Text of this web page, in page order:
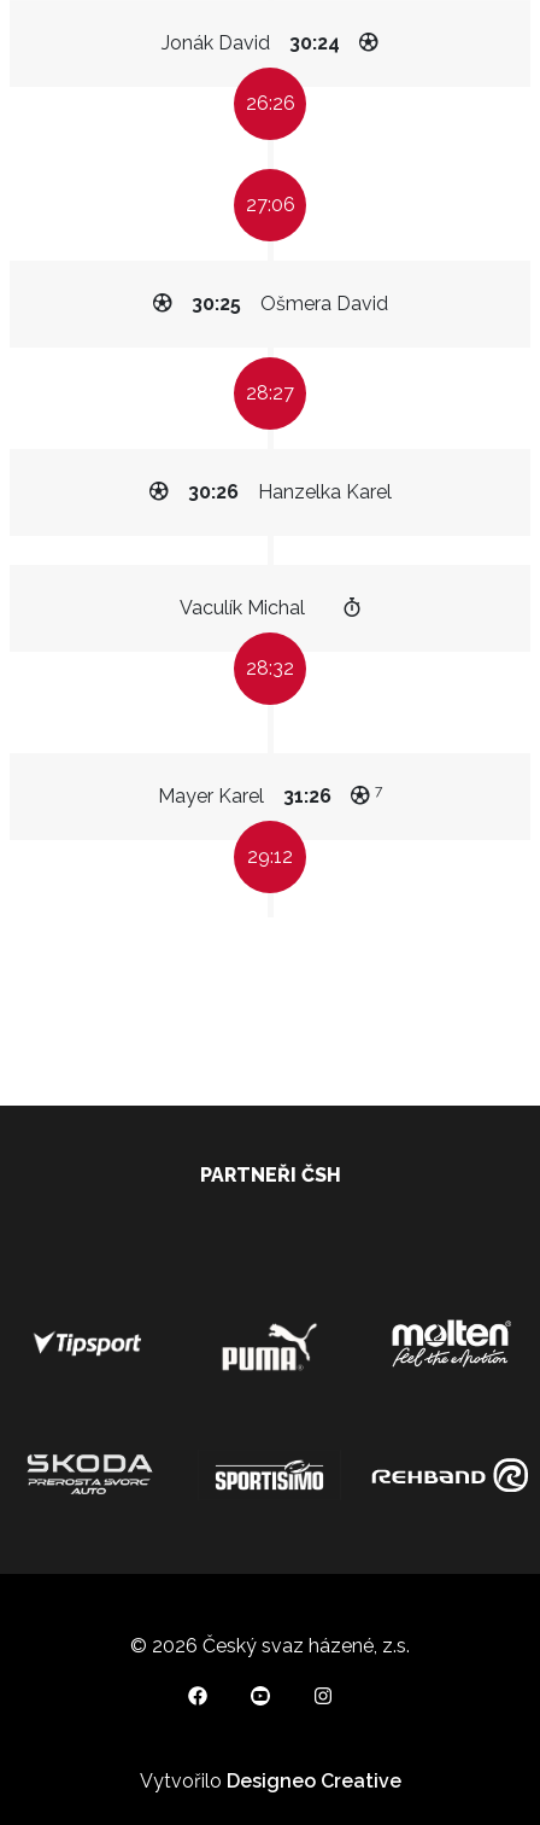
Jonák David 30:24
26:26
27:06
Ošmera David
30:25
28:27
Hanzelka Karel
30:26
Vaculík Michal
28:32
Mayer Karel 31:26 7
29:12
PARTNEŘI ČSH
© 2026 Český svaz házené, z.s.
Vytvořilo Designeo Creative